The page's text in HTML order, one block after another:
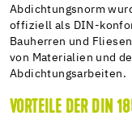
Abdichtungsnorm
offiziell als DIN-
Bauherren und
von Materialien und
Abdichtungsarbeiten.
VORTEILE DER DIN